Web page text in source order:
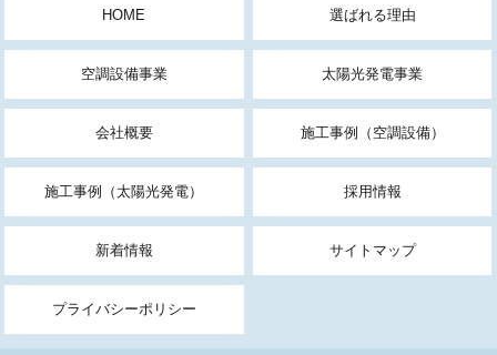
HOME 選ばれる理由
空調設備事業 太陽光発電事業
会社概要 施工事例（空調設備）
施工事例（太陽光発電） 採用情報
新着情報 サイトマップ
プライバシーポリシー